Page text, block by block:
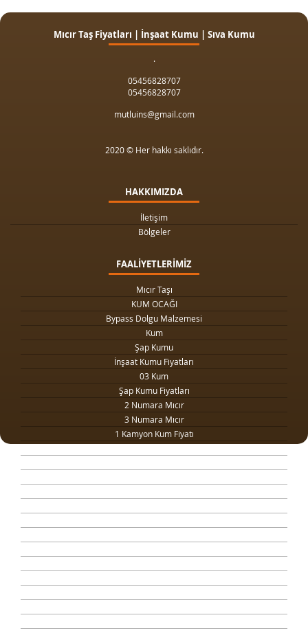
Mıcır Taş Fiyatları | İnşaat Kumu | Sıva Kumu
.
05456828707
05456828707
mutluins@gmail.com
2020 © Her hakkı saklıdır.
HAKKIMIZDA
İletişim
Bölgeler
FAALİYETLERİMİZ
Mıcır Taşı
KUM OCAĞI
Bypass Dolgu Malzemesi
Kum
Şap Kumu
İnşaat Kumu Fiyatları
03 Kum
Şap Kumu Fiyatları
2 Numara Mıcır
3 Numara Mıcır
1 Kamyon Kum Fiyatı